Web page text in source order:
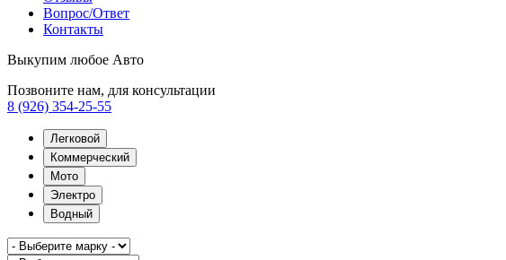
Вопрос/Ответ
Контакты
Выкупим любое Авто
Позвоните нам, для консультации
8 (926) 354-25-55
Легковой
Коммерческий
Мото
Электро
Водный